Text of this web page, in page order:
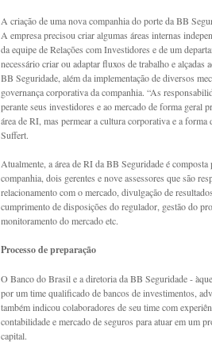
A criação de uma nova companhia do porte da BB
A empresa precisou criar algumas áreas internas
da equipe de Relações com Investidores e de um
necessário criar ou adaptar fluxos de trabalho e alçadas
BB Seguridade, além da implementação de diversos
governança corporativa da companhia. “As
perante seus investidores e ao mercado de forma geral
área de RI, mas permear a cultura corporativa e a forma
Suffert.
Atualmente, a área de RI da BB Seguridade é
companhia, dois gerentes e nove assessores que são
relacionamento com o mercado, divulgação de
cumprimento de disposições do regulador, gestão do
monitoramento do mercado etc.
Processo de preparação
O Banco do Brasil e a diretoria da BB Seguridade -
por um time qualificado de bancos de investimentos,
também indicou colaboradores de seu time com
contabilidade e mercado de seguros para atuar em um
capital.